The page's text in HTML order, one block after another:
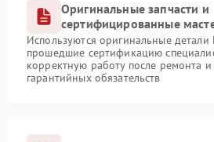
Оригинальные запчасти и
сертифицированные
Используются оригинальные
прошедшие сертификацию
корректную работу после ремонта
гарантийных обязательств